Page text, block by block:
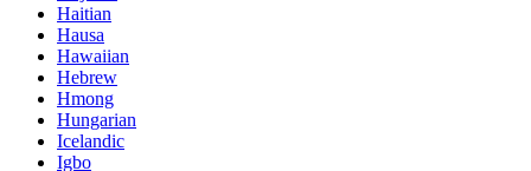
Haitian
Hausa
Hawaiian
Hebrew
Hmong
Hungarian
Icelandic
Igbo